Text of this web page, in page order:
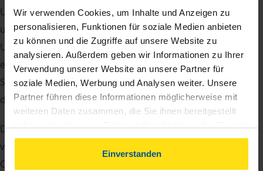
Wir verwenden Cookies, um Inhalte und Anzeigen zu
personalisieren, Funktionen für soziale Medien anbieten
zu können und die Zugriffe auf unsere Website zu
analysieren. Außerdem geben wir Informationen zu Ihrer
Verwendung unserer Website an unsere Partner für
soziale Medien, Werbung und Analysen weiter. Unsere
Partner führen diese Informationen möglicherweise mit
weiteren Daten zusammen, die Sie ihnen bereitgestellt
gesammelt haben. Indem Sie auf Einverstanden klicken,
können Sie der Verwendung von Cookies, gemäß
unserer
Einverstanden
Um Ihre Steuererklärung erstellen zu können, benötigen
unsere Beraterinnen und Berater eine Reihe von
Unterlagen von Ihnen. Dazu gehört beispielsweise die
elektronische Lohnsteuerbescheinigung, Ihre
Steueridentifikationsnummer, der Rentenbescheid oder
die Bescheinigung über das Kindergeld.
Damit Sie sich gut vorbereiten können und keinen der
vielen Nachweise vergessen, stellen wir Ihnen hier eine
Checkliste für Arbeitnehmer, Beamte, Auszubildende und